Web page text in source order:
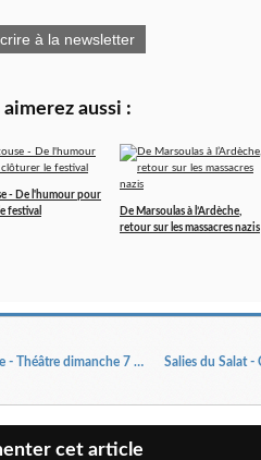
à la newsletter
aimerez aussi :
- De l'humour pour
festival
De Marsoulas à l’Ardèche,
retour sur les massacres nazis
Cassagne - Théâtre dimanche 7 novembre
cet article